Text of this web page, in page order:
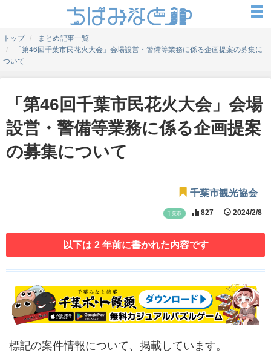
トップ
まとめ記事一覧
「第46回千葉市民花火大会」会場設営・警備等業務に係る企画提案の募集に
ついて
「第46回千葉市民花火大会」会場
設営・警備等業務に係る企画提案
の募集について
千葉市観光協会
千葉市 827 2024/2/8
以下は 2 年前に書かれた内容です
標記の案件情報について、掲載しています。